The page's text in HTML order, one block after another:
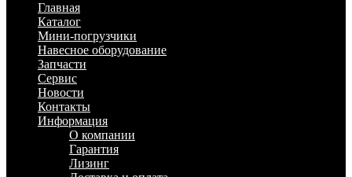
Главная
Каталог
Мини-погрузчики
Навесное оборудование
Запчасти
Сервис
Новости
Контакты
Информация
О компании
Гарантия
Лизинг